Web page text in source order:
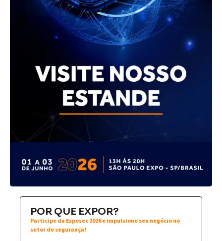
POR QUE EXPOR?
Participe da Exposec 2026 e impulsione seu negócio no
setor de segurança!